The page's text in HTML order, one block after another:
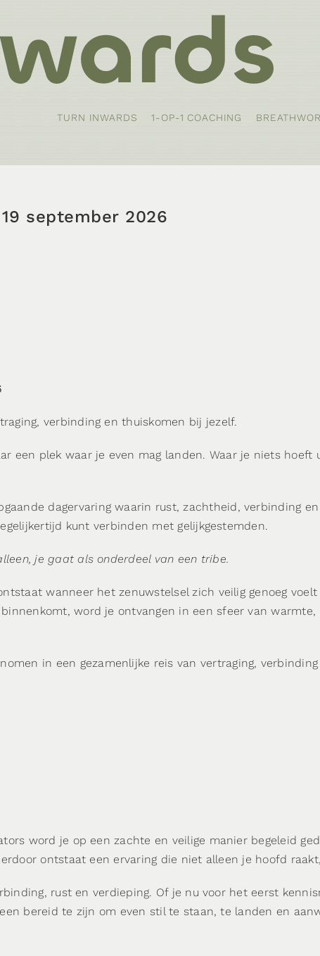
TURN INWARDS 1-OP-1 COACHING
september 2026
verbinding en thuiskomen bij jezelf.
een plek waar je even mag landen. Waar je niets
dagervaring waarin rust, zachtheid, verbinding
kunt verbinden met gelijkgestemden.
je gaat als onderdeel van een tribe.
wanneer het zenuwstelsel zich veilig genoeg
word je ontvangen in een sfeer van
in een gezamenlijke reis van vertraging,
word je op een zachte en veilige manier begeleid
ontstaat een ervaring die niet alleen je hoofd
rust en verdieping. Of je nu voor het eerst
bereid te zijn om even stil te staan, te landen en